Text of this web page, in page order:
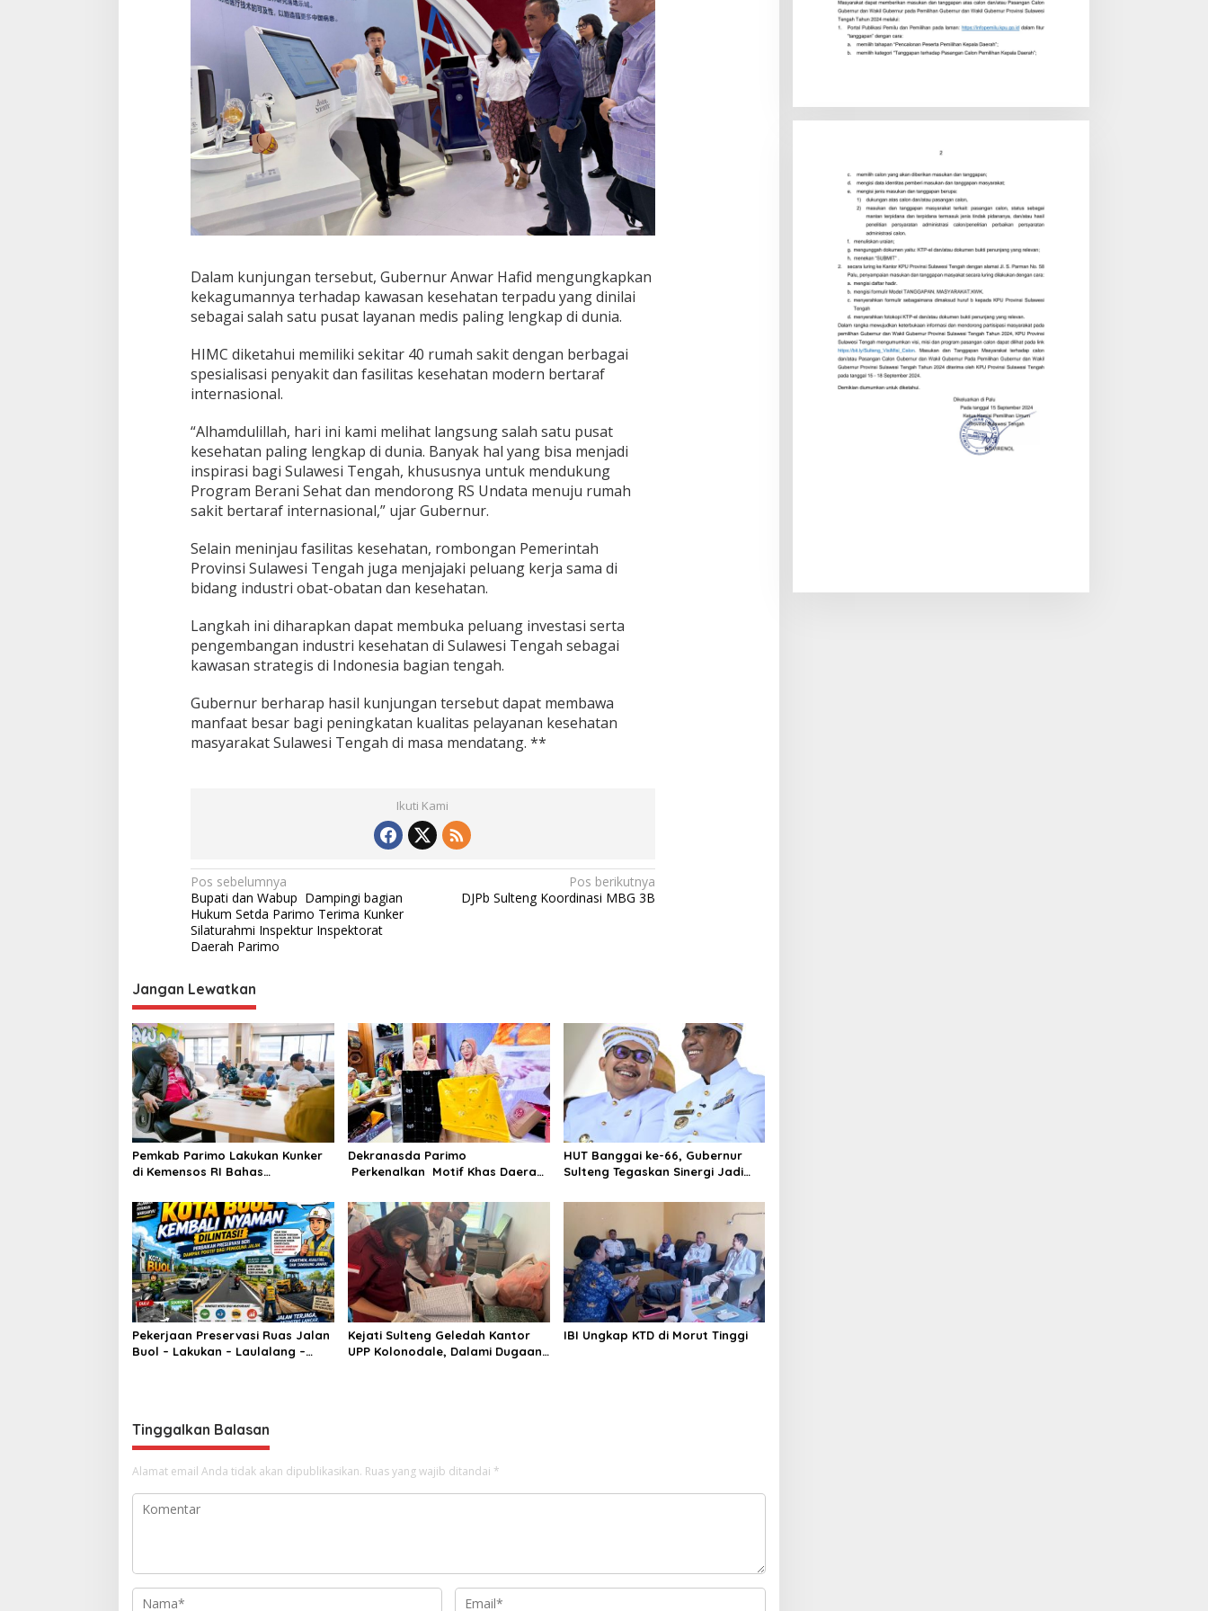
Dalam kunjungan tersebut, Gubernur Anwar Hafid mengungkapkan
kekagumannya terhadap kawasan kesehatan terpadu yang dinilai
sebagai salah satu pusat layanan medis paling lengkap di dunia.
HIMC diketahui memiliki sekitar 40 rumah sakit dengan berbagai
spesialisasi penyakit dan fasilitas kesehatan modern bertaraf
internasional.
“Alhamdulillah, hari ini kami melihat langsung salah satu pusat
kesehatan paling lengkap di dunia. Banyak hal yang bisa menjadi
inspirasi bagi Sulawesi Tengah, khususnya untuk mendukung
Program Berani Sehat dan mendorong RS Undata menuju rumah
sakit bertaraf internasional,” ujar Gubernur.
Selain meninjau fasilitas kesehatan, rombongan Pemerintah
Provinsi Sulawesi Tengah juga menjajaki peluang kerja sama di
bidang industri obat-obatan dan kesehatan.
Langkah ini diharapkan dapat membuka peluang investasi serta
pengembangan industri kesehatan di Sulawesi Tengah sebagai
kawasan strategis di Indonesia bagian tengah.
Gubernur berharap hasil kunjungan tersebut dapat membawa
manfaat besar bagi peningkatan kualitas pelayanan kesehatan
masyarakat Sulawesi Tengah di masa mendatang. **
Ikuti Kami
N
a
v
i
g
a
s
i
p
o
s
Pos sebelumnya
Bupati dan Wabup Dampingi bagian
Hukum Setda Parimo Terima Kunker
Silaturahmi Inspektur Inspektorat
Daerah Parimo
Pos berikutnya
DJPb Sulteng Koordinasi MBG 3B
Jangan Lewatkan
Pemkab Parimo Lakukan Kunker
di Kemensos RI Bahas
Dekranasda Parimo
Perkenalkan Motif Khas Daerah
46 Dekranas
HUT Banggai ke-66, Gubernur
Sulteng Tegaskan Sinergi Jadi
Pekerjaan Preservasi Ruas Jalan
Buol – Lakukan – Laulalang –
Kejati Sulteng Geledah Kantor
UPP Kolonodale, Dalami Dugaan
IBI Ungkap KTD di Morut Tinggi
Tinggalkan Balasan
Alamat email Anda tidak akan dipublikasikan. Ruas yang wajib ditandai *